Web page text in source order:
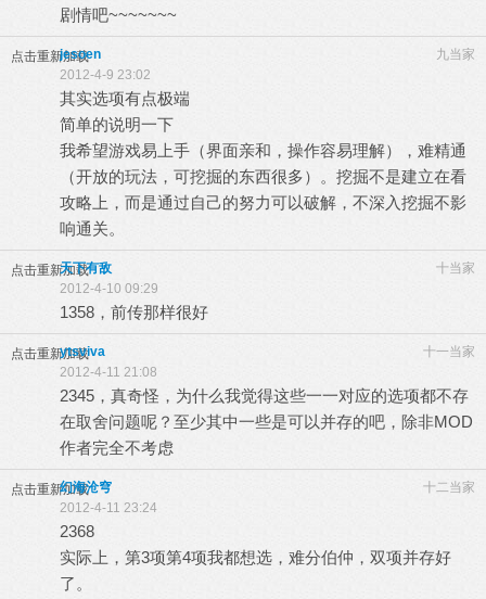
剧情吧~~~~~~~
点击重新加载 九当家
jesoen
2012-4-9 23:02
其实选项有点极端
简单的说明一下
我希望游戏易上手（界面亲和，操作容易理解），难精通
（开放的玩法，可挖掘的东西很多）。挖掘不是建立在看
攻略上，而是通过自己的努力可以破解，不深入挖掘不影
响通关。
点击重新加载 十当家
天下有敌
2012-4-10 09:29
1358，前传那样很好
点击重新加载 十一当家
ytsviva
2012-4-11 21:08
2345，真奇怪，为什么我觉得这些一一对应的选项都不存
在取舍问题呢？至少其中一些是可以并存的吧，除非MOD
作者完全不考虑
点击重新加载 十二当家
幻海沧穹
2012-4-11 23:24
2368
实际上，第3项第4项我都想选，难分伯仲，双项并存好
了。